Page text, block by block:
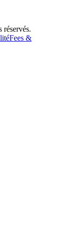
Fees &